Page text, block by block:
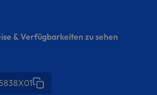
& Verfügbarkeiten zu sehen